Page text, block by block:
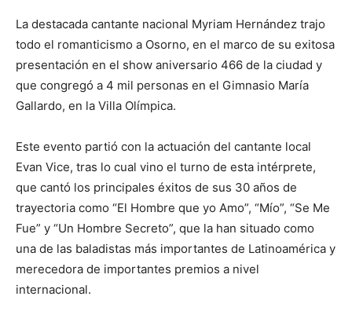
La destacada cantante nacional Myriam Hernández trajo
todo el romanticismo a Osorno, en el marco de su exitosa
presentación en el show aniversario 466 de la ciudad y
que congregó a 4 mil personas en el Gimnasio María
Gallardo, en la Villa Olímpica.
Este evento partió con la actuación del cantante local
Evan Vice, tras lo cual vino el turno de esta intérprete,
que cantó los principales éxitos de sus 30 años de
trayectoria como “El Hombre que yo Amo”, “Mío”, “Se Me
Fue” y “Un Hombre Secreto”, que la han situado como
una de las baladistas más importantes de Latinoamérica y
merecedora de importantes premios a nivel
internacional.